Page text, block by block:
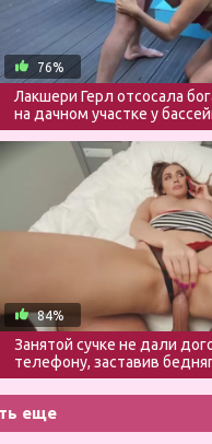
76%
Лакшери Герл отсосала
на дачном участке у
84%
Занятой сучке не дали
телефону, заставив
минет
еще